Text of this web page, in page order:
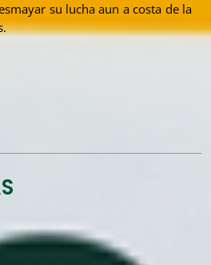
su lucha aun a costa de la